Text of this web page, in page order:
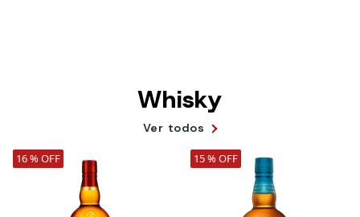
Whisky
Ver todos
16 % OFF 15 % OFF